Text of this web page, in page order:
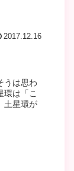
2017.12.16
うは思わ
環は「こ
土星環が